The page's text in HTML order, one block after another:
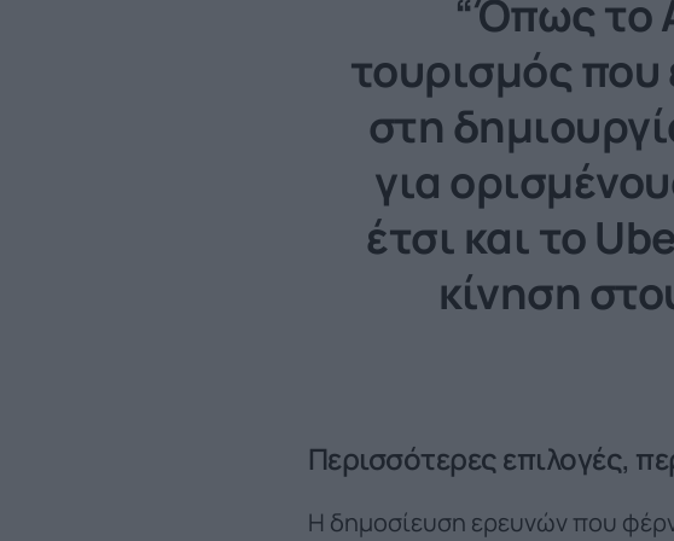
“Όπως το
τουρισμός που
στη
για
έτσι και το
κίνηση
Περισσότερες επιλογές,
Η δημοσίευση ερευνών που